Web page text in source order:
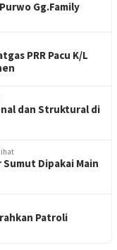
Gg.Family
PRR Pacu K/L
dan Struktural di
Dipakai Main
Patroli